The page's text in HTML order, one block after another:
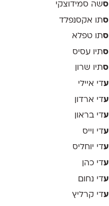
סשה סמידוצקי
סתו אקסנפלד
סתו טפלא
סתיו עסיס
סתיו שרון
עדי איילי
עדי ארדון
עדי בראון
עדי וייס
עדי יוחליס
עדי כהן
עדי נחום
עדי קרליץ